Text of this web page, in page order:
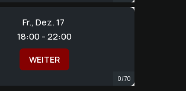
Fr., Dez. 17
18:00 - 22:00
WEITER
0/70